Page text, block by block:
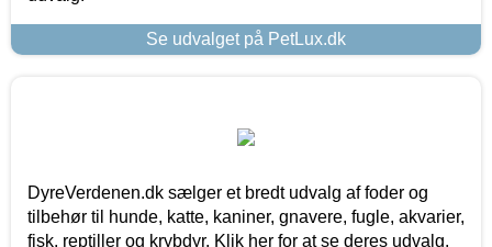
Se udvalget på PetLux.dk
DyreVerdenen.dk sælger et bredt udvalg af foder og
tilbehør til hunde, katte, kaniner, gnavere, fugle, akvarier,
fisk, reptiller og krybdyr. Klik her for at se deres udvalg.